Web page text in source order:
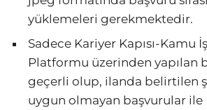
yüklemeleri gerekmektedir.
Sadece Kariyer Kapısı-Kamu
Platformu üzerinden yapılan
geçerli olup, ilanda belirtilen
uygun olmayan başvurular ile